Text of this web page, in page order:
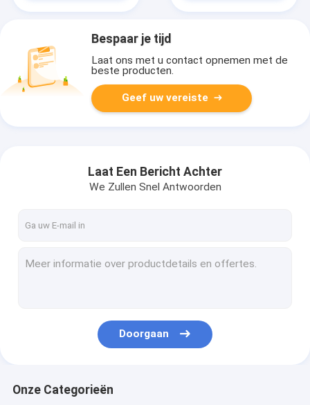
Bespaar je tijd
Laat ons met u contact opnemen met de
beste producten.
Geef uw vereiste
Laat Een Bericht Achter
We Zullen Snel Antwoorden
Doorgaan
Onze Categorieën